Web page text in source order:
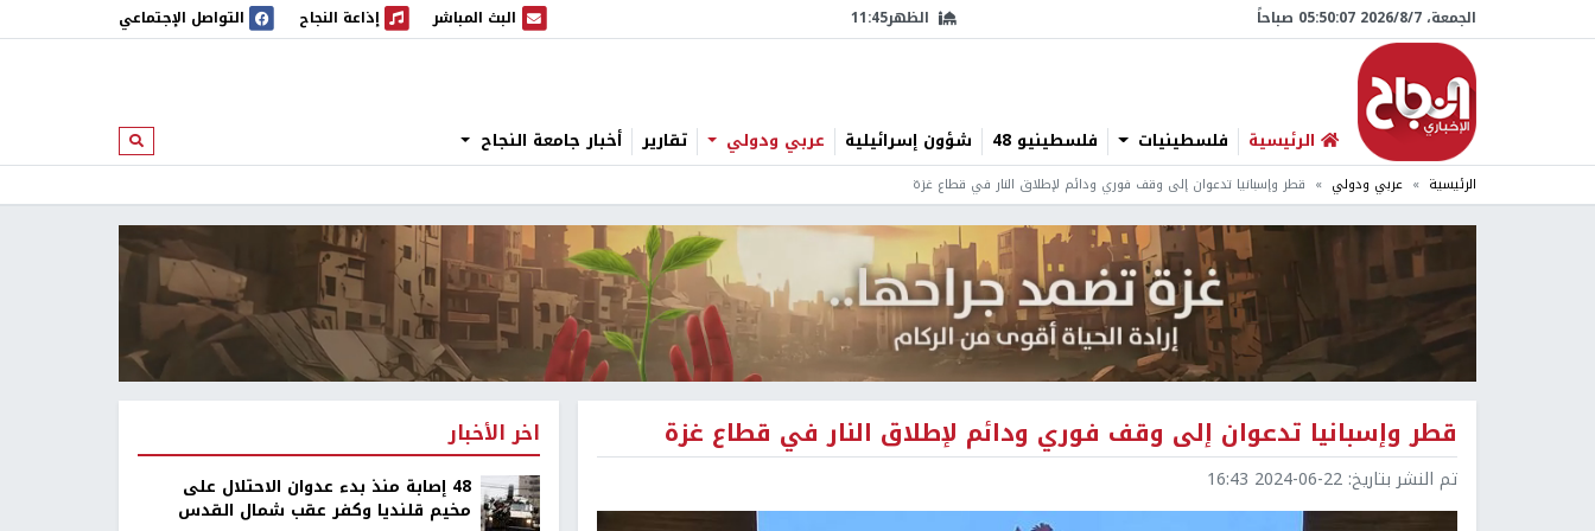
الجمعة، 7/‏8/‏2026 05:50:08 صباحاً الظهر11:45 البث المباشر
البث المباشر إذاعة النجاح
إذاعة النجاح التواصل الإجتماعي
الرئيسية فلسطينيات فلسطينيو 48 شؤون إسرائيلية عربي ودولي تقارير أخبار جامعة النجاح ابحث
الرئيسية عربي ودولي قطر وإسبانيا تدعوان إلى وقف فوري ودائم لإطلاق النار في قطاع غزة
قطر وإسبانيا تدعوان إلى وقف فوري ودائم لإطلاق النار في قطاع غزة
تم النشر بتاريخ: 2024-06-22 16:43
اخر الأخبار
48 إصابة منذ بدء عدوان الاحتلال على
مخيم قلنديا وكفر عقب شمال القدس